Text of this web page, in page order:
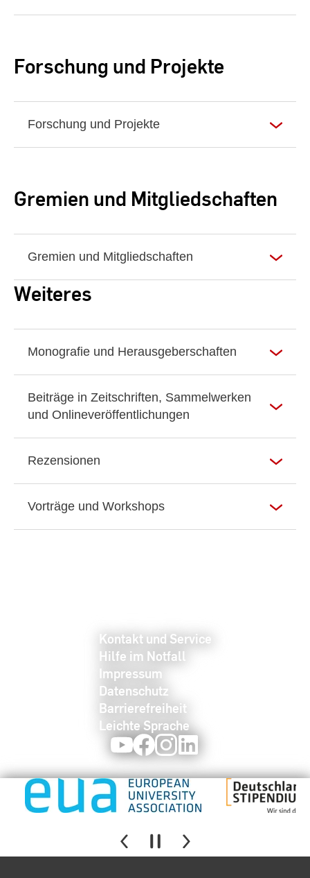
Forschung und Projekte
Forschung und Projekte
Gremien und Mitgliedschaften
Gremien und Mitgliedschaften
Weiteres
Monografie und Herausgeberschaften
Beiträge in Zeitschriften, Sammelwerken
und Onlineveröffentlichungen
Rezensionen
Vorträge und Workshops
Kontakt und Service
Hilfe im Notfall
Impressum
Datenschutz
Barrierefreiheit
Leichte Sprache
YoutubeFacebookInstagram